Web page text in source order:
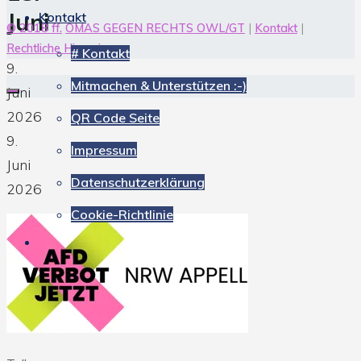
Kontakt
# Kontakt
Mitmachen & Unterstützen :-)
QR Code Seite
Impressum
Datenschutzerklärung
Cookie-Richtlinie
Juni
9.
Juni
2026
9.
Juni
2026
© 2018 ff. OMAS GEGEN RECHTS OWL/GT | Kontakt |
Rechtliche Hinweise